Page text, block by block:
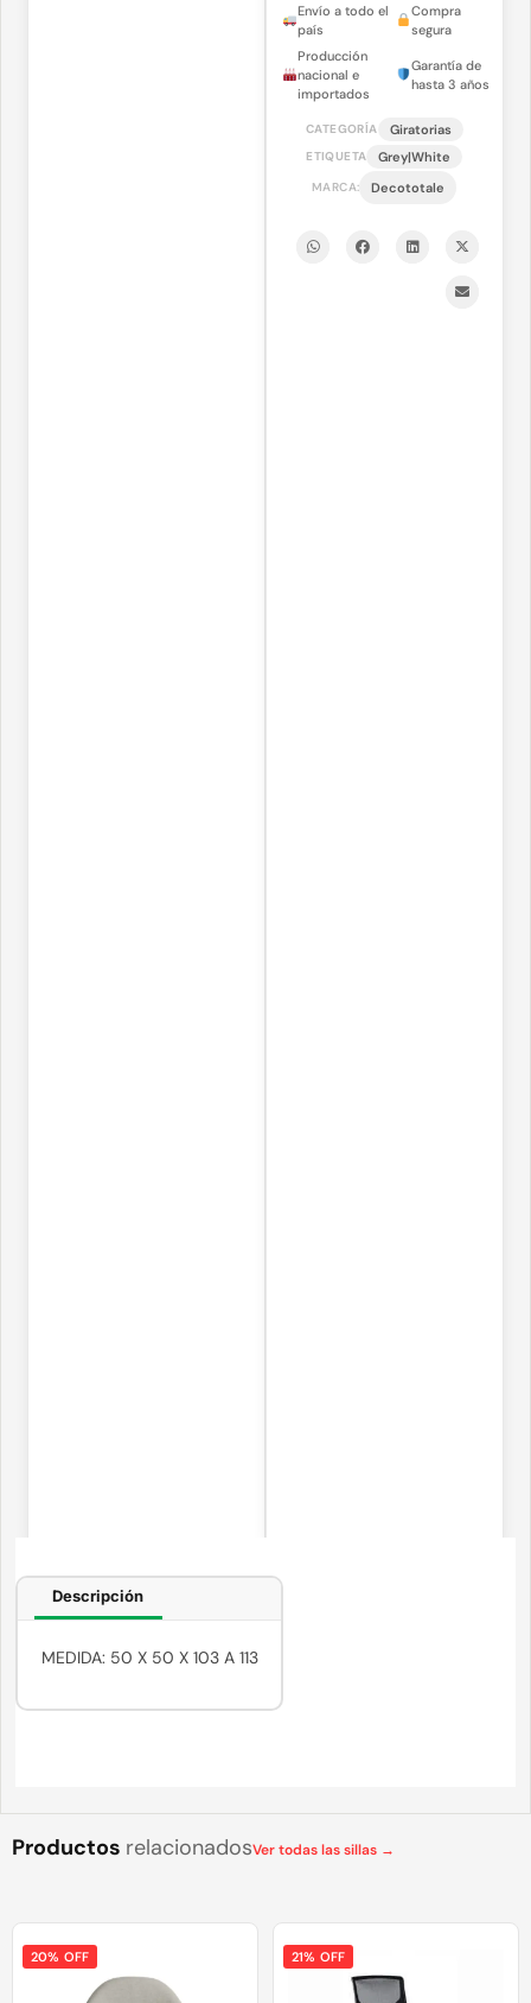
Envío a todo el
país
Compra
segura
Producción
nacional e
importados
Garantía de
hasta 3 años
CATEGORÍA Giratorias
ETIQUETA Grey|White
MARCA: Decototale
Descripción
MEDIDA: 50 X 50 X 103 A 113
Productos relacionadosVer todas las sillas →
20% OFF 21% OFF